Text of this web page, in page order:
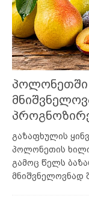
პოლონეთში
გაზაფხულის
პოლონეთის
გამოც წელს
მნიშვნელოვნად